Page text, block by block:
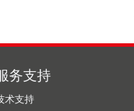
务支持
术支持